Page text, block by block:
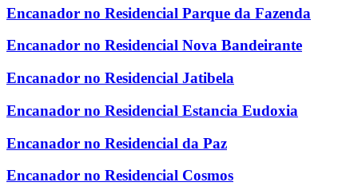
Encanador no Residencial Parque da Fazenda
Encanador no Residencial Nova Bandeirante
Encanador no Residencial Jatibela
Encanador no Residencial Estancia Eudoxia
Encanador no Residencial da Paz
Encanador no Residencial Cosmos